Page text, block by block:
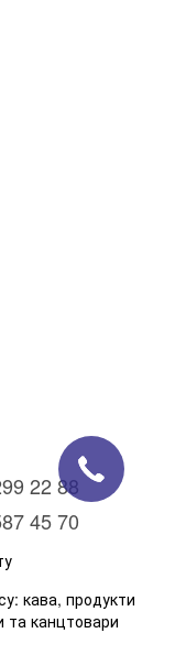
22 88
45 70
кава, продукти
та канцтовари